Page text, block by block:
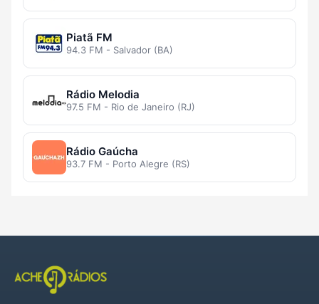
Piatã FM
94.3 FM - Salvador (BA)
Rádio Melodia
97.5 FM - Rio de Janeiro (RJ)
Rádio Gaúcha
93.7 FM - Porto Alegre (RS)